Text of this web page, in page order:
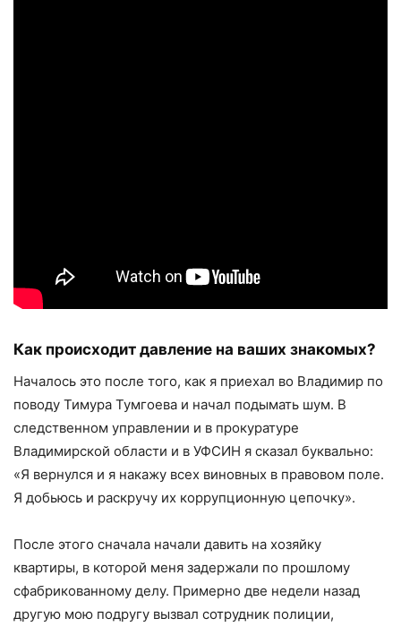
Как происходит давление на ваших знакомых?
Началось это после того, как я приехал во Владимир по
поводу Тимура Тумгоева и начал подымать шум. В
следственном управлении и в прокуратуре
Владимирской области и в УФСИН я сказал буквально:
«Я вернулся и я накажу всех виновных в правовом поле.
Я добьюсь и раскручу их коррупционную цепочку».
После этого сначала начали давить на хозяйку
квартиры, в которой меня задержали по прошлому
сфабрикованному делу. Примерно две недели назад
другую мою подругу вызвал сотрудник полиции,